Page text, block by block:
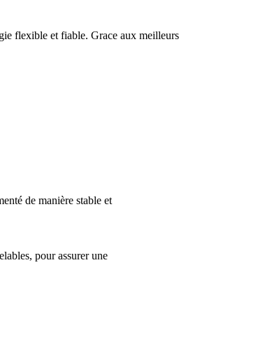
flexible et fiable. Grace aux meilleurs
de manière stable et
pour assurer une